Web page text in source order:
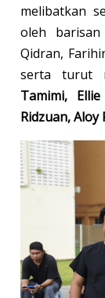
melibatkan
oleh
Qidran,
serta turut
Tamimi,
Ridzuan, Aloy